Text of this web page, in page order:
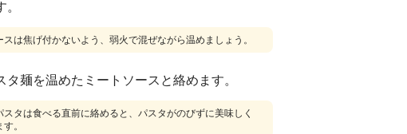
スは焦げ付かないよう、弱火で混ぜながら温めましょう。
タ麺を温めたミートソースと絡めます。
スタは食べる直前に絡めると、パスタがのびずに美味しく
。